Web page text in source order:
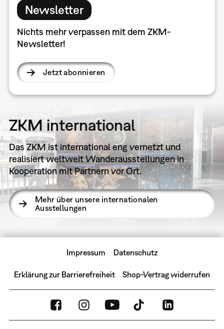
Newsletter
Nichts mehr verpassen mit dem ZKM-
Newsletter!
Jetzt abonnieren
ZKM international
Das ZKM ist international eng vernetzt und
realisiert weltweit Wanderausstellungen in
Kooperation mit Partnern vor Ort.
Mehr über unsere internationalen
Ausstellungen
Impressum Datenschutz
Erklärung zur Barrierefreiheit Shop-Vertrag widerrufen